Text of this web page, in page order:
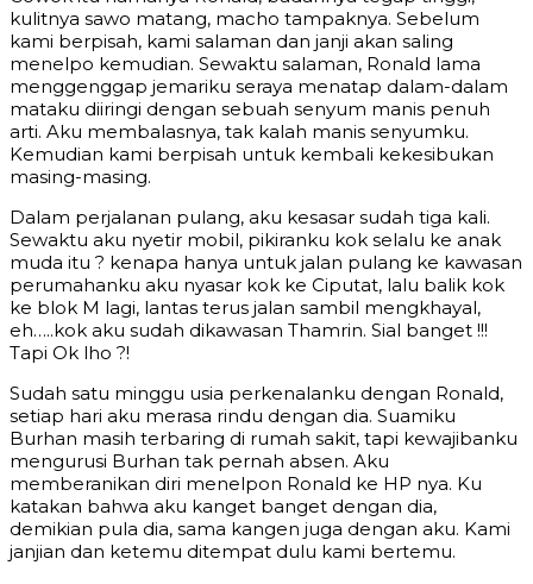
kulitnya sawo matang, macho tampaknya. Sebelum
kami berpisah, kami salaman dan janji akan saling
menelpo kemudian. Sewaktu salaman, Ronald lama
menggenggap jemariku seraya menatap dalam-dalam
mataku diiringi dengan sebuah senyum manis penuh
arti. Aku membalasnya, tak kalah manis senyumku.
Kemudian kami berpisah untuk kembali kekesibukan
masing-masing.
Dalam perjalanan pulang, aku kesasar sudah tiga kali.
Sewaktu aku nyetir mobil, pikiranku kok selalu ke anak
muda itu ? kenapa hanya untuk jalan pulang ke kawasan
perumahanku aku nyasar kok ke Ciputat, lalu balik kok
ke blok M lagi, lantas terus jalan sambil mengkhayal,
eh…..kok aku sudah dikawasan Thamrin. Sial banget !!!
Tapi Ok lho ?!
Sudah satu minggu usia perkenalanku dengan Ronald,
setiap hari aku merasa rindu dengan dia. Suamiku
Burhan masih terbaring di rumah sakit, tapi kewajibanku
mengurusi Burhan tak pernah absen. Aku
memberanikan diri menelpon Ronald ke HP nya. Ku
katakan bahwa aku kanget banget dengan dia,
demikian pula dia, sama kangen juga dengan aku. Kami
janjian dan ketemu ditempat dulu kami bertemu.